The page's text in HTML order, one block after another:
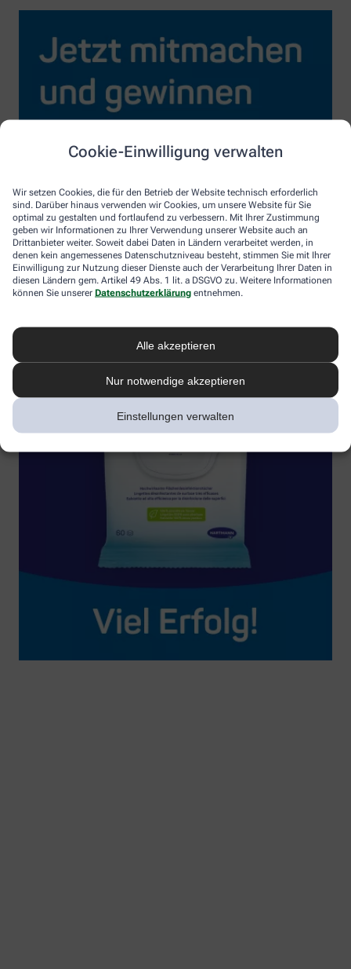
Cookie-Einwilligung verwalten
Wir setzen Cookies, die für den Betrieb der Website technisch erforderlich
sind. Darüber hinaus verwenden wir Cookies, um unsere Website für Sie
optimal zu gestalten und fortlaufend zu verbessern. Mit Ihrer Zustimmung
geben wir Informationen zu Ihrer Verwendung unserer Website auch an
Drittanbieter weiter. Soweit dabei Daten in Ländern verarbeitet werden, in
denen kein angemessenes Datenschutzniveau besteht, stimmen Sie mit Ihrer
Einwilligung zur Nutzung dieser Dienste auch der Verarbeitung Ihrer Daten in
diesen Ländern gem. Artikel 49 Abs. 1 lit. a DSGVO zu. Weitere Informationen
können Sie unserer Datenschutzerklärung entnehmen.
Alle akzeptieren
Nur notwendige akzeptieren
Einstellungen verwalten